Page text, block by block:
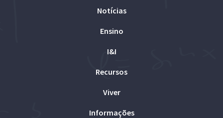
Notícias
Ensino
I&I
Recursos
Viver
Informações